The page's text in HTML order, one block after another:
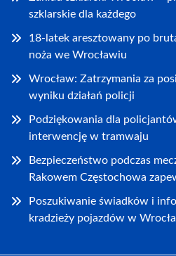
szklarskie dla każdego
18-latek aresztowany po
noża we Wrocławiu
Wrocław: Zatrzymania za
wyniku działań policji
Podziękowania dla
interwencję w tramwaju
Bezpieczeństwo podczas
Rakowem Częstochowa
Poszukiwanie świadków i
kradzieży pojazdów w